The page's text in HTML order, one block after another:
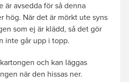
är avsedda för så denna
hög. När det är mörkt ute syns
som ej är klädd, så det gör
inte går upp i topp.
och kan läggas
när den hissas ner.